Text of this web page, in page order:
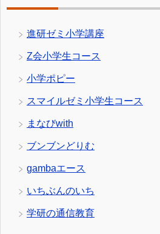
進研ゼミ小学講座
Z会小学生コース
小学ポピー
スマイルゼミ小学生コース
まなびwith
ブンブンどりむ
gambaエース
いちぶんのいち
学研の通信教育